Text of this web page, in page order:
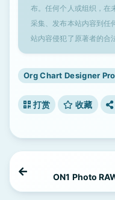
布。任何个人或组织，在
采集、发布本站内容到任
站内容侵犯了原著者的合
Org Chart Designer Pro
打赏 收藏
ON1 Photo